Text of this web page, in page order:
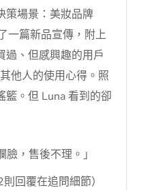
策場景：美妝品牌
一篇新品宣傳，附上
過、但感興趣的用戶
他人的使用心得。照
籃。但 Luna 看到的卻
，售後不理。」
回覆在追問細節）